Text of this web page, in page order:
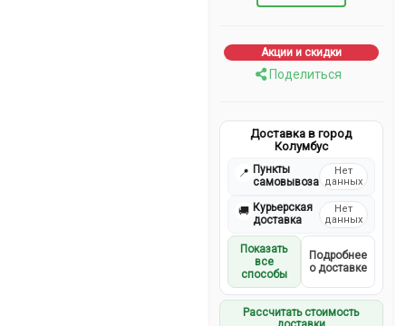
Акции и скидки
Поделиться
Доставка в город
Колумбус
📍 Пункты
самовывоза
Нет
данных
🚚 Курьерская
доставка
Нет
данных
Показать
все
способы
Подробнее
о доставке
Рассчитать стоимость